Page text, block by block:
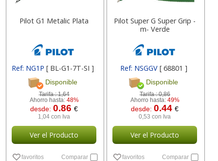
Pilot G1 Metalic Plata
Ref: NG1P [ BL-G1-7T-SI ]
Disponible
Tarifa :1,64
Ahorro hasta: 48%
desde:0.86€
1,04 con Iva
Ver el Producto
favoritos Comparar
Pilot Super G Super Grip -
m- Verde
Ref: NSGGV [ 68801 ]
Disponible
Tarifa :0,86
Ahorro hasta: 49%
desde:0.44€
0,53 con Iva
Ver el Producto
favoritos Comparar